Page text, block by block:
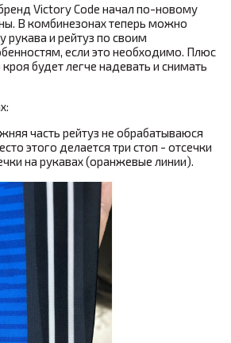
Victory Code начал по-новому
В комбинезонах теперь можно
рукава и рейтуз по своим
если это необходимо. Плюс
будет легче надевать и снимать
часть рейтуз не обрабатываюся
этого делается три стоп - отсечки
на рукавах (оранжевые линии).